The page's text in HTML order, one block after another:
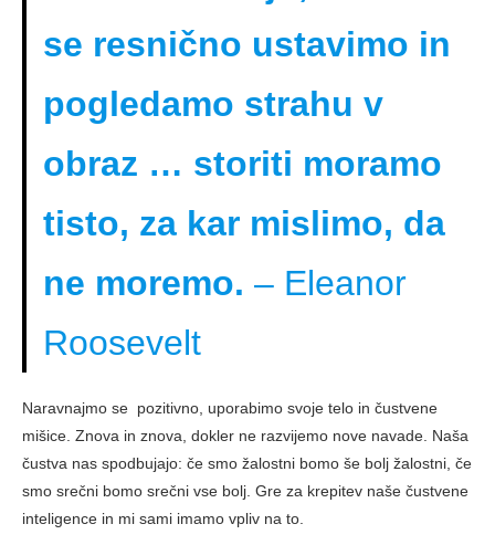
se resnično ustavimo in
pogledamo strahu v
obraz … storiti moramo
tisto, za kar mislimo, da
ne moremo. – Eleanor
Roosevelt
Naravnajmo se pozitivno, uporabimo svoje telo in čustvene
mišice. Znova in znova, dokler ne razvijemo nove navade. Naša
čustva nas spodbujajo: če smo žalostni bomo še bolj žalostni, če
smo srečni bomo srečni vse bolj. Gre za krepitev naše čustvene
inteligence in mi sami imamo vpliv na to.